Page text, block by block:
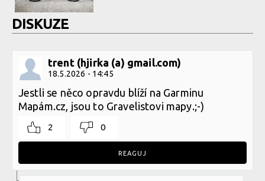
DISKUZE
trent (hjirka (a) gmail.com)
18.5.2026 - 14:45
Jestli se něco opravdu blíží na Garminu
Mapám.cz, jsou to Gravelistovi mapy.;-)
2 0
REAGUJ